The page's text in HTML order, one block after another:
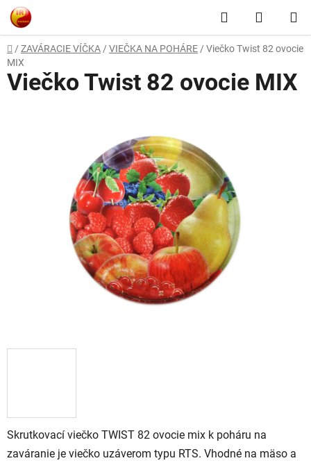
Prejsť
na
obsah
Hľadať
KOŠÍK
Domov
/ ZAVÁRACIE VÍČKA / VIEČKA NA POHÁRE / Viečko Twist 82 ovocie
MIX
Skrutkovací viečko TWIST 82 ovocie mix k poháru na
zaváranie je viečko uzáverom typu RTS. Vhodné na mäso a
Viečko Twist 82 ovocie MIX